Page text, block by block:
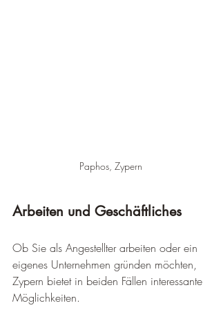
Paphos, Zypern
Arbeiten und Geschäftliches
Ob Sie als Angestellter arbeiten oder ein
eigenes Unternehmen gründen möchten,
Zypern bietet in beiden Fällen interessante
Möglichkeiten.